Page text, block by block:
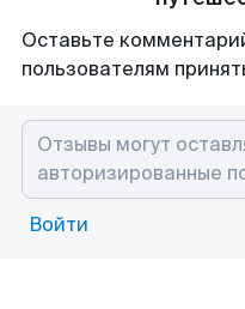
Оставьте
пользователям
Войти